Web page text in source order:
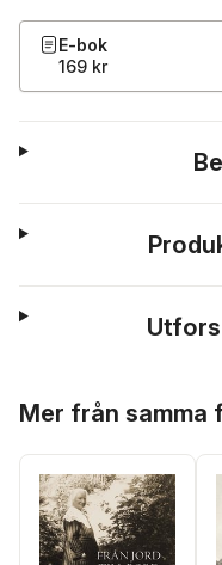
E-bok
169 kr
Mer från